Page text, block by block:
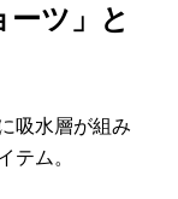
ツ」と
吸水層が組み
テム。